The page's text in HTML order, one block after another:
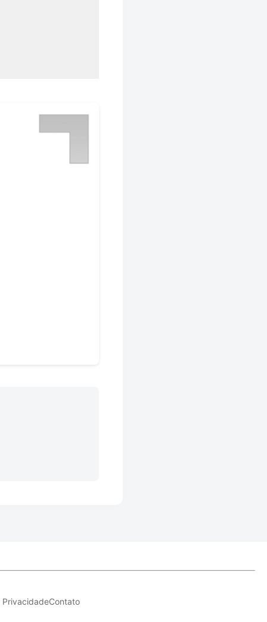
PrivacidadeContato